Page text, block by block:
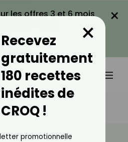
les offres 3 et 6 mois
LA PROMO
×
?
Recevez
gratuitement
180 recettes
inédites de
CROQ !
×
promotionnelle